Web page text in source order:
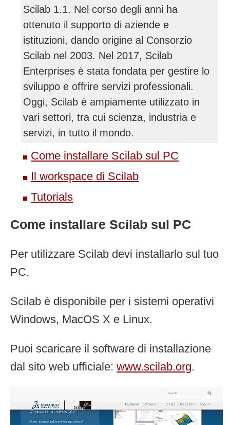
Scilab 1.1. Nel corso degli anni ha
ottenuto il supporto di aziende e
istituzioni, dando origine al Consorzio
Scilab nel 2003. Nel 2017, Scilab
Enterprises è stata fondata per gestire lo
sviluppo e offrire servizi professionali.
Oggi, Scilab è ampiamente utilizzato in
vari settori, tra cui scienza, industria e
servizi, in tutto il mondo.
Come installare Scilab sul PC
Il workspace di Scilab
Tutorials
Come installare Scilab sul PC
Per utilizzare Scilab devi installarlo sul tuo
PC.
Scilab è disponibile per i sistemi operativi
Windows, MacOS X e Linux.
Puoi scaricare il software di installazione
dal sito web ufficiale: www.scilab.org.